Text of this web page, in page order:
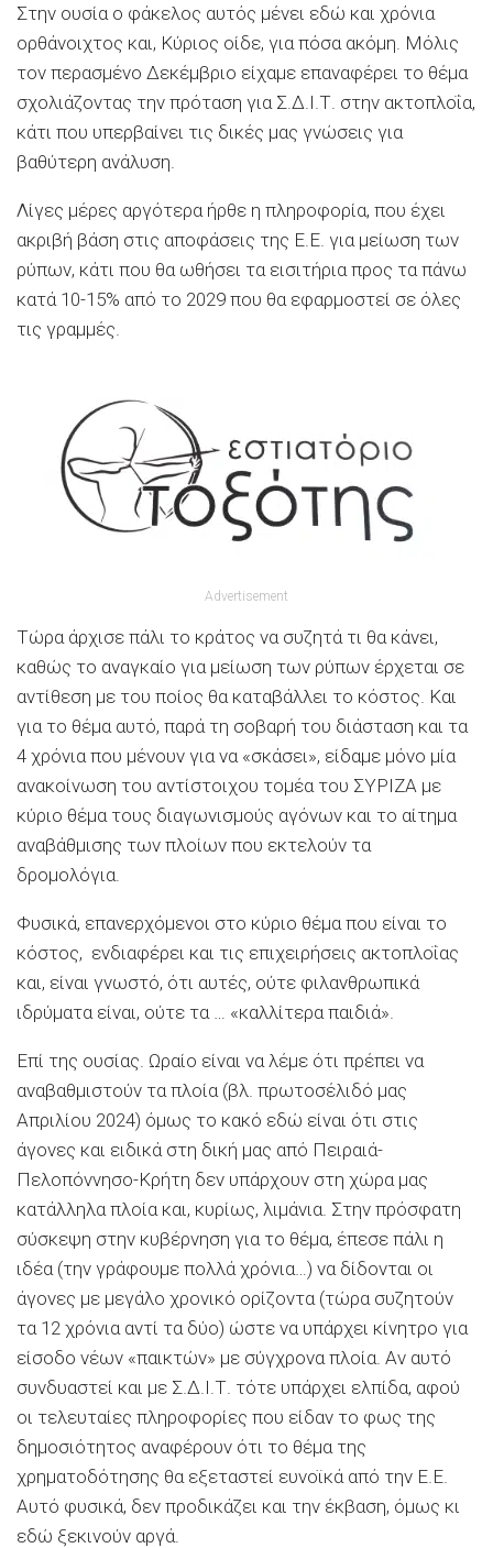
Στην ουσία ο φάκελος αυτός μένει εδώ και χρόνια
ορθάνοιχτος και, Κύριος οίδε, για πόσα ακόμη. Μόλις
τον περασμένο Δεκέμβριο είχαμε επαναφέρει το θέμα
σχολιάζοντας την πρόταση για Σ.Δ.Ι.Τ. στην ακτοπλοΐα,
κάτι που υπερβαίνει τις δικές μας γνώσεις για
βαθύτερη ανάλυση.
Λίγες μέρες αργότερα ήρθε η πληροφορία, που έχει
ακριβή βάση στις αποφάσεις της Ε.Ε. για μείωση των
ρύπων, κάτι που θα ωθήσει τα εισιτήρια προς τα πάνω
κατά 10-15% από το 2029 που θα εφαρμοστεί σε όλες
τις γραμμές.
Advertisement
Τώρα άρχισε πάλι το κράτος να συζητά τι θα κάνει,
καθώς το αναγκαίο για μείωση των ρύπων έρχεται σε
αντίθεση με του ποίος θα καταβάλλει το κόστος. Και
για το θέμα αυτό, παρά τη σοβαρή του διάσταση και τα
4 χρόνια που μένουν για να «σκάσει», είδαμε μόνο μία
ανακοίνωση του αντίστοιχου τομέα του ΣΥΡΙΖΑ με
κύριο θέμα τους διαγωνισμούς αγόνων και το αίτημα
αναβάθμισης των πλοίων που εκτελούν τα
δρομολόγια.
Φυσικά, επανερχόμενοι στο κύριο θέμα που είναι το
κόστος, ενδιαφέρει και τις επιχειρήσεις ακτοπλοΐας
και, είναι γνωστό, ότι αυτές, ούτε φιλανθρωπικά
ιδρύματα είναι, ούτε τα … «καλλίτερα παιδιά».
Επί της ουσίας. Ωραίο είναι να λέμε ότι πρέπει να
αναβαθμιστούν τα πλοία (βλ. πρωτοσέλιδό μας
Απριλίου 2024) όμως το κακό εδώ είναι ότι στις
άγονες και ειδικά στη δική μας από Πειραιά-
Πελοπόννησο-Κρήτη δεν υπάρχουν στη χώρα μας
κατάλληλα πλοία και, κυρίως, λιμάνια. Στην πρόσφατη
σύσκεψη στην κυβέρνηση για το θέμα, έπεσε πάλι η
ιδέα (την γράφουμε πολλά χρόνια…) να δίδονται οι
άγονες με μεγάλο χρονικό ορίζοντα (τώρα συζητούν
τα 12 χρόνια αντί τα δύο) ώστε να υπάρχει κίνητρο για
είσοδο νέων «παικτών» με σύγχρονα πλοία. Αν αυτό
συνδυαστεί και με Σ.Δ.Ι.Τ. τότε υπάρχει ελπίδα, αφού
οι τελευταίες πληροφορίες που είδαν το φως της
δημοσιότητος αναφέρουν ότι το θέμα της
χρηματοδότησης θα εξεταστεί ευνοϊκά από την Ε.Ε.
Αυτό φυσικά, δεν προδικάζει και την έκβαση, όμως κι
εδώ ξεκινούν αργά.